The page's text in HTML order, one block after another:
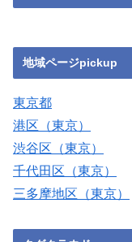
地域ページpickup
東京都
港区（東京）
渋谷区（東京）
千代田区（東京）
三多摩地区（東京）